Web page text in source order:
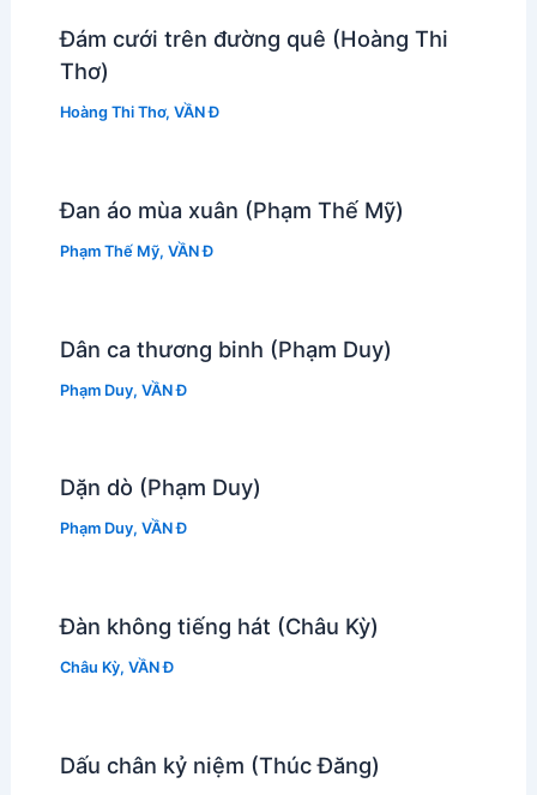
Đám cưới trên đường quê (Hoàng Thi
Thơ)
Hoàng Thi Thơ, VẦN Đ
Đan áo mùa xuân (Phạm Thế Mỹ)
Phạm Thế Mỹ, VẦN Đ
Dân ca thương binh (Phạm Duy)
Phạm Duy, VẦN Đ
Dặn dò (Phạm Duy)
Phạm Duy, VẦN Đ
Đàn không tiếng hát (Châu Kỳ)
Châu Kỳ, VẦN Đ
Dấu chân kỷ niệm (Thúc Đăng)